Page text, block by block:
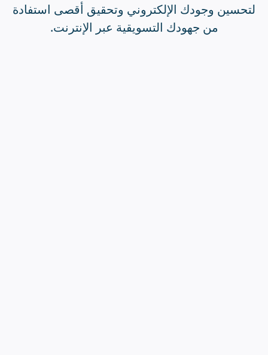
لتحسين وجودك الإلكتروني وتحقيق أقصى استفادة
من جهودك التسويقية عبر الإنترنت.